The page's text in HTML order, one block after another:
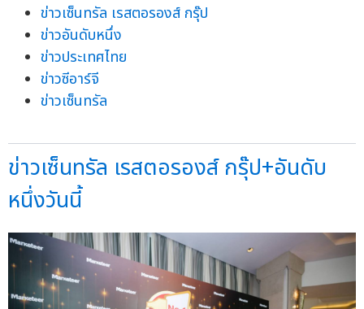
ข่าวเซ็นทรัล เรสตอรองส์ กรุ๊ป
ข่าวอันดับหนึ่ง
ข่าวประเทศไทย
ข่าวซีอาร์จี
ข่าวเซ็นทรัล
ข่าวเซ็นทรัล เรสตอรองส์ กรุ๊ป+อันดับ
หนึ่งวันนี้